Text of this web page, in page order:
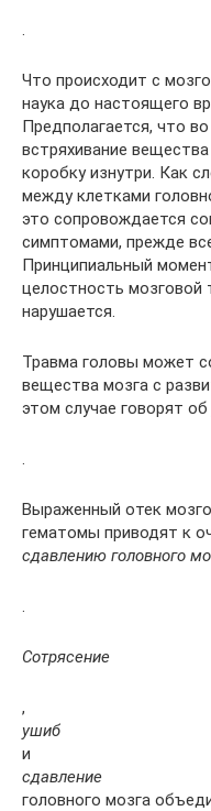
.
Что происходит с
наука до настоящего
Предполагается, что
встряхивание
коробку изнутри. Как
между клетками
это сопровождается
симптомами, прежде
Принципиальный
целостность мозговой
нарушается.
Травма головы может
вещества мозга с
этом случае говорят об
.
Выраженный отек
гематомы приводят к
сдавлению головного
.
Сотрясение
,
ушиб
и
сдавление
головного мозга